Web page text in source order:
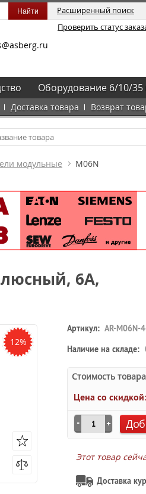
Расширенный поиск
Проверить статус
Доставка товара Возврат
Оборудование 6/10/35
модульные
M06N
6А,
12%
Артикул: AR-M06N-
Наличие на складе:
Стоимость
Цена со скидкой:
Этот товар
Доставка